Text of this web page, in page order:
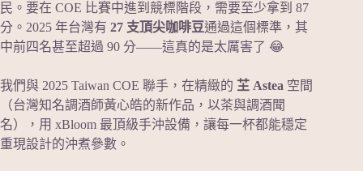
民。要在 COE 比賽中進到競標階段，需要至少拿到 87
分。2025 年台灣有 27 支頂尖咖啡豆通過這個標準，其
中前四名甚至超過 90 分——這真的是太厲害了 😂
我們與 2025 Taiwan COE 聯手，在精緻的 芏 Astea 空間
（台灣知名調酒師黃心皓的新作品，以茶與調酒聞
名），用 xBloom 最頂級手沖設備，讓每一杯都能穩定
重現設計的沖煮參數。